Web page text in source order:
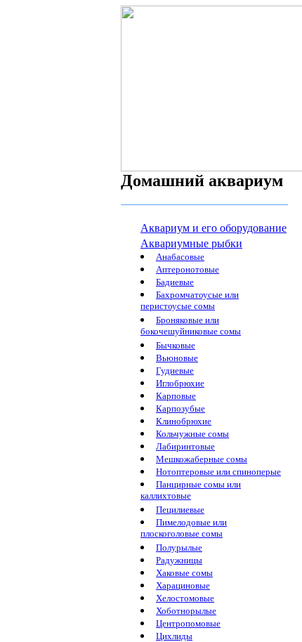
Домашний аквариум
Аквариум и его оборудование
Аквариумные рыбки
Анабасовые
Аптеронотовые
Бадиевые
Бахромчатоусые или
перистоусые сомы
Броняковые или
бокочешуйниковые сомы
Бычковые
Вьюновые
Гудиевые
Иглобрюхие
Карповые
Карпозубые
Клинобрюхие
Кольчужные сомы
Лабиринтовые
Мешкожаберные сомы
Нотоптеровые или спиноперые
Панцирные сомы или
каллихтовые
Пецилиевые
Пимелодовые или
плоскоголовые сомы
Полурылые
Радужницы
Хаковые сомы
Харациновые
Хелостомовые
Хоботнорылые
Центропомовые
Цихлиды